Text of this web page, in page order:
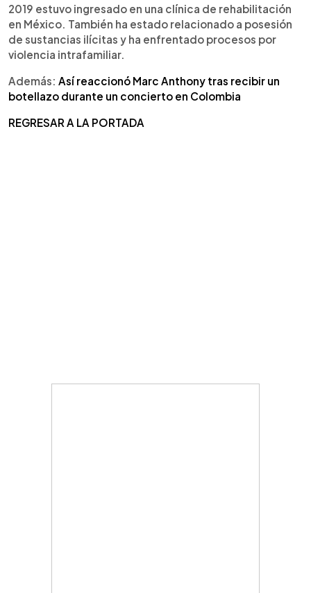
2019 estuvo ingresado en una clínica de rehabilitación
en México. También ha estado relacionado a posesión
de sustancias ilícitas y ha enfrentado procesos por
violencia intrafamiliar.
Además: Así reaccionó Marc Anthony tras recibir un
botellazo durante un concierto en Colombia
REGRESAR A LA PORTADA